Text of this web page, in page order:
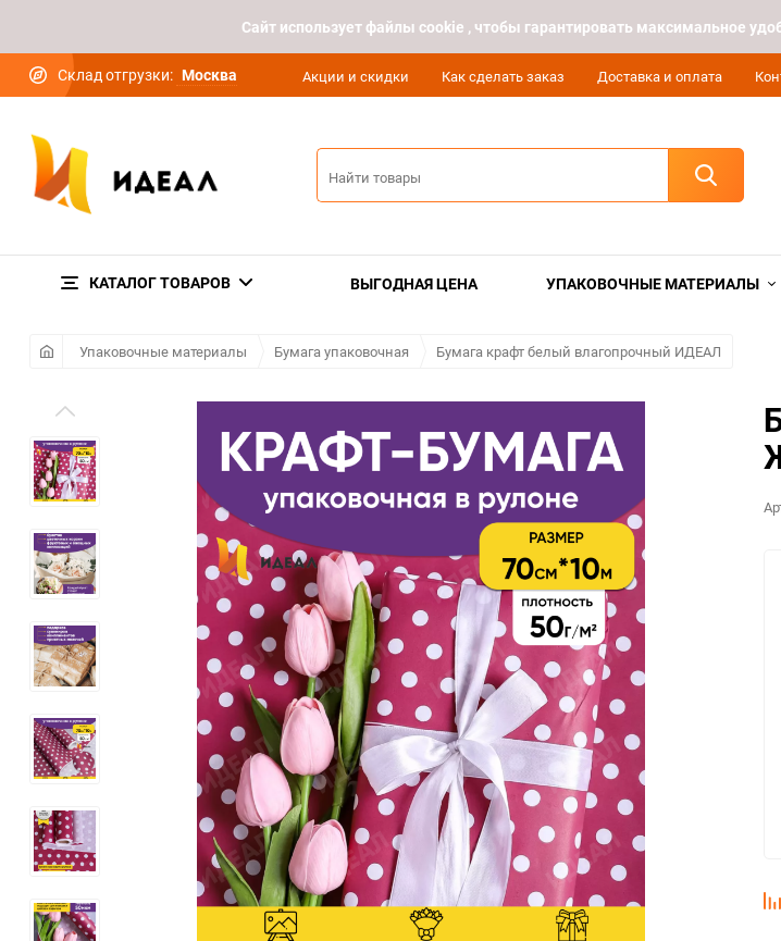
Cайт использует файлы cookie , чтобы гарантировать максимальное
Склад отгрузки: Москва Акции и скидки Как сделать заказ Доставка и оплата
КАТАЛОГ ТОВАРОВ ВЫГОДНАЯ ЦЕНА УПАКОВОЧНЫЕ МАТЕРИАЛЫ
Упаковочные материалы Бумага упаковочная Бумага крафт белый влагопрочный ИДЕАЛ